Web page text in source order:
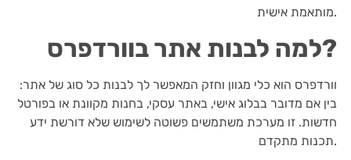
מותאמת אישית.
למה לבנות אתר בוורדפרס?
וורדפרס הוא כלי מגוון וחזק המאפשר לך לבנות כל סוג של אתר:
בין אם מדובר בבלוג אישי, באתר עסקי, בחנות מקוונת או בפורטל
חדשות. זו מערכת משתמשים פשוטה לשימוש שלא דורשת ידע
תכנות מתקדם.